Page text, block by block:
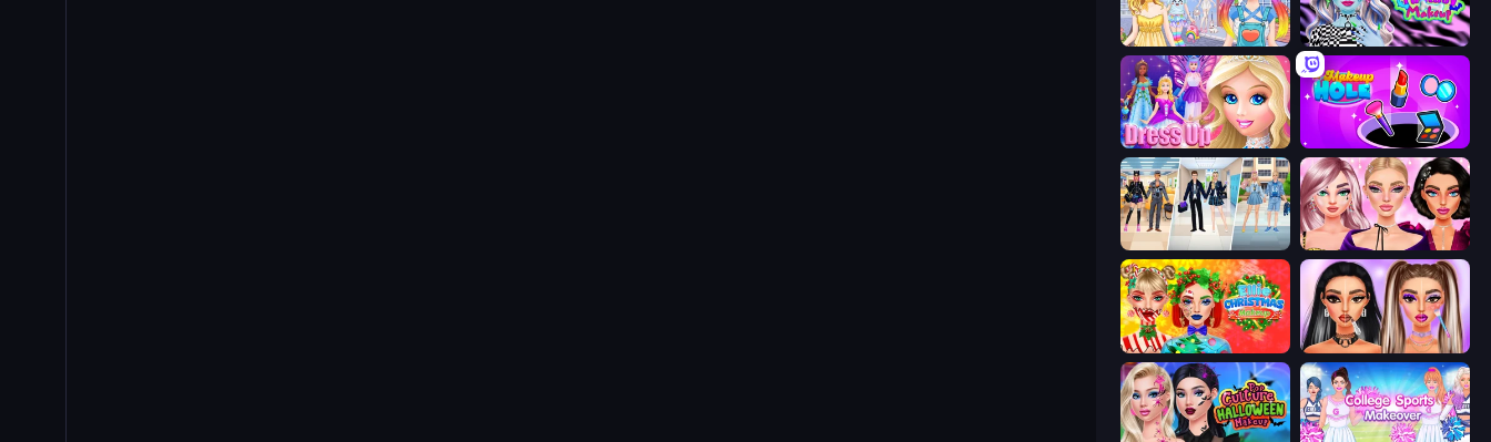
Anime Kawaii Dress Up Monsterella Fantasy Makeup
Princess Dress Up Make Up Hole
College Girl & Boy Makeover New Year Makeup Trends
Ellie Christmas Makeup Makeup Trends: Then and Now